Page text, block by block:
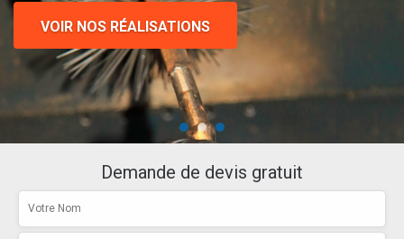
VOIR NOS RÉALISATIONS
Demande de devis gratuit